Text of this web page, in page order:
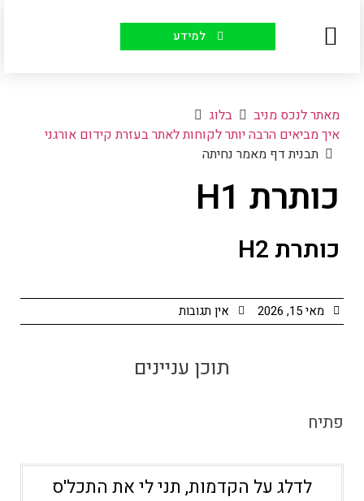
למידע
מאתר לנכס מניב
בלוג
איך מביאים הרבה יותר לקוחות לאתר בעזרת קידום אורגני
תבנית דף מאמר נחיתה
כותרת H1
כותרת H2
מאי 15, 2026 אין תגובות
תוכן עניינים
פתיח
לדלג על הקדמות, תני לי את התכל'ס